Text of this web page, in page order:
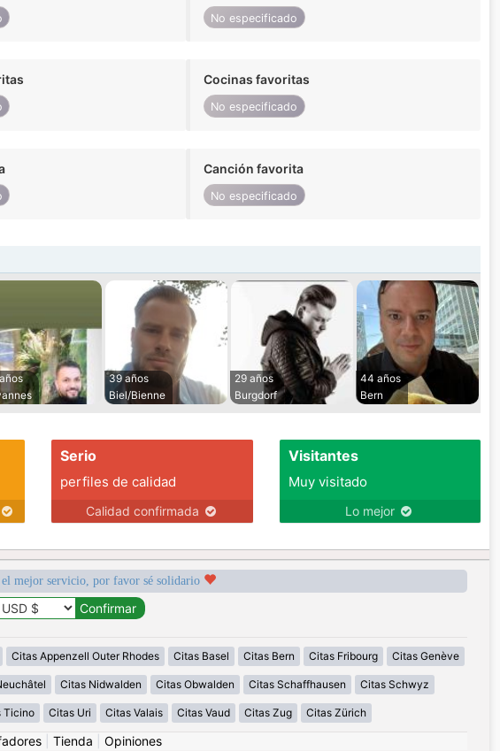
No especificado
Cocinas favoritas
No especificado
Canción favorita
No especificado
39 años
Biel/Bienne
29 años
Burgdorf
44 años
Bern
Serio
perfiles de calidad
Calidad confirmada
Visitantes
Muy visitado
Lo mejor
mejor servicio, por favor sé solidario
Citas Appenzell Outer Rhodes Citas Basel Citas Bern Citas Fribourg Citas Genève
Citas Nidwalden Citas Obwalden Citas Schaffhausen Citas Schwyz
Ticino Citas Uri Citas Valais Citas Vaud Citas Zug Citas Zürich
Tienda Opiniones